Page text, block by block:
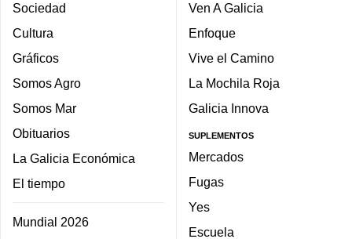
Sociedad
Cultura
Gráficos
Somos Agro
Somos Mar
Obituarios
La Galicia Económica
El tiempo
Mundial 2026
Ven A Galicia
Enfoque
Vive el Camino
La Mochila Roja
Galicia Innova
SUPLEMENTOS
Mercados
Fugas
Yes
Escuela